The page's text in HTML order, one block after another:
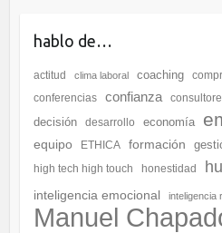
hablo de…
actitud clima laboral coaching
conferencias confianza
decisión
desarrollo economía
equipo ETHICA formación
high tech high touch
honestidad
inteligencia emocional inteligencia
Manuel